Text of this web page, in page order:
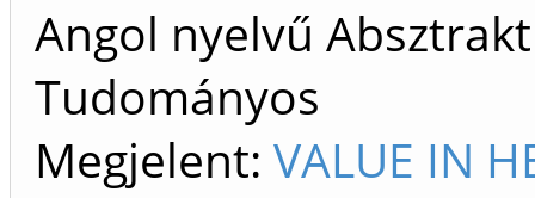
Angol nyelvű
Tudományos
Megjelent: VALUE IN